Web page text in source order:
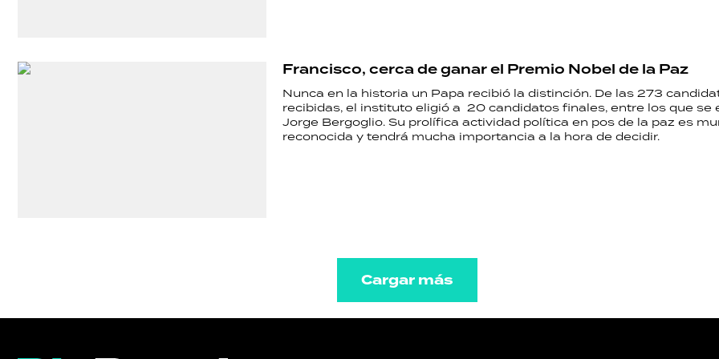
Francisco, cerca de ganar el Premio Nobel de la Paz
Nunca en la historia un Papa recibió la distinción. De las 273
recibidas, el instituto eligió a 20 candidatos finales, entre los que se
Jorge Bergoglio. Su prolífica actividad política en pos de la paz es
reconocida y tendrá mucha importancia a la hora de decidir.
Cargar más